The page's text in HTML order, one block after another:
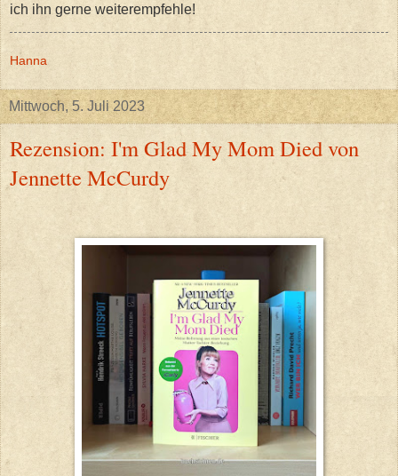
ich ihn gerne weiterempfehle!
Hanna
Mittwoch, 5. Juli 2023
Rezension: I'm Glad My Mom Died von
Jennette McCurdy